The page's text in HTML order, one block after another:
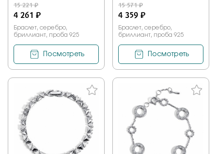
15 221 ₽
4 261 ₽
Браслет, серебро,
бриллиант, проба 925
Посмотреть
15 571 ₽
4 359 ₽
Браслет, серебро,
бриллиант, проба 925
Посмотреть